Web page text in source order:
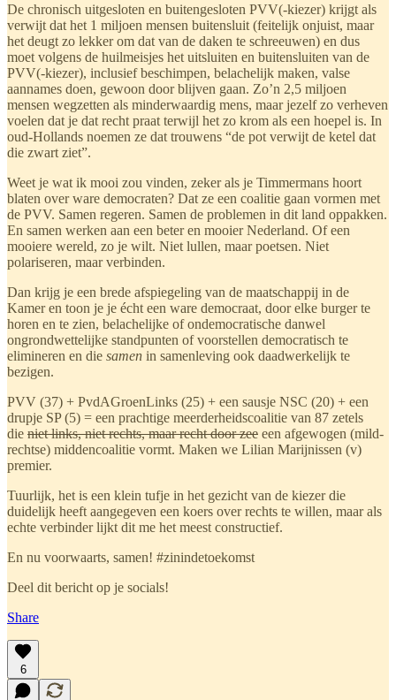
De chronisch uitgesloten en buitengesloten PVV(-kiezer) krijgt als
verwijt dat het 1 miljoen mensen buitensluit (feitelijk onjuist, maar
het deugt zo lekker om dat van de daken te schreeuwen) en dus
moet volgens de huilmeisjes het uitsluiten en buitensluiten van de
PVV(-kiezer), inclusief beschimpen, belachelijk maken, valse
aannames doen, gewoon door blijven gaan. Zo’n 2,5 miljoen
mensen wegzetten als minderwaardig mens, maar jezelf zo verheven
voelen dat je dat recht praat terwijl het zo krom als een hoepel is. In
oud-Hollands noemen ze dat trouwens “de pot verwijt de ketel dat
die zwart ziet”.
Weet je wat ik mooi zou vinden, zeker als je Timmermans hoort
blaten over ware democraten? Dat ze een coalitie gaan vormen met
de PVV. Samen regeren. Samen de problemen in dit land oppakken.
En samen werken aan een beter en mooier Nederland. Of een
mooiere wereld, zo je wilt. Niet lullen, maar poetsen. Niet
polariseren, maar verbinden.
Dan krijg je een brede afspiegeling van de maatschappij in de
Kamer en toon je je écht een ware democraat, door elke burger te
horen en te zien, belachelijke of ondemocratische danwel
ongrondwettelijke standpunten of voorstellen democratisch te
elimineren en die samen in samenleving ook daadwerkelijk te
bezigen.
PVV (37) + PvdAGroenLinks (25) + een sausje NSC (20) + een
drupje SP (5) = een prachtige meerderheidscoalitie van 87 zetels
die niet links, niet rechts, maar recht door zee een afgewogen (mild-
rechtse) middencoalitie vormt. Maken we Lilian Marijnissen (v)
premier.
Tuurlijk, het is een klein tufje in het gezicht van de kiezer die
duidelijk heeft aangegeven een koers over rechts te willen, maar als
echte verbinder lijkt dit me het meest constructief.
En nu voorwaarts, samen! #zinindetoekomst
Deel dit bericht op je socials!
Share
6